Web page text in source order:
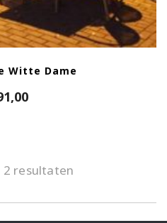
Witte Dame
2 resultaten